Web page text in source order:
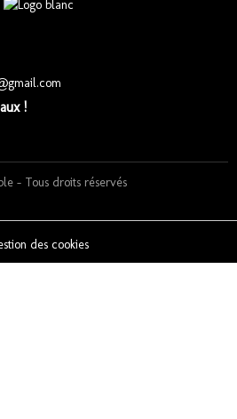
!
– Tous droits réservés
des cookies